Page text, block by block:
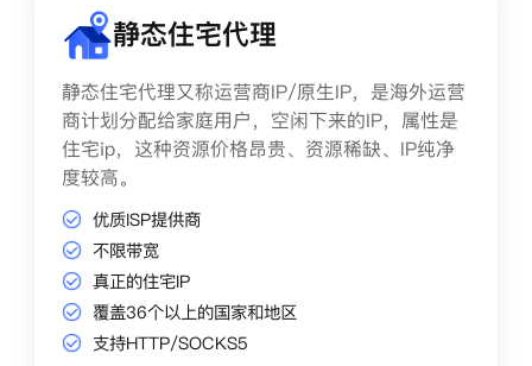
静态住宅代理
静态住宅代理又称运营商IP/原生IP，是海外运营
商计划分配给家庭用户，空闲下来的IP，属性是
住宅ip，这种资源价格昂贵、资源稀缺、IP纯净
度较高。
优质ISP提供商
不限带宽
真正的住宅IP
覆盖36个以上的国家和地区
支持HTTP/SOCKS5